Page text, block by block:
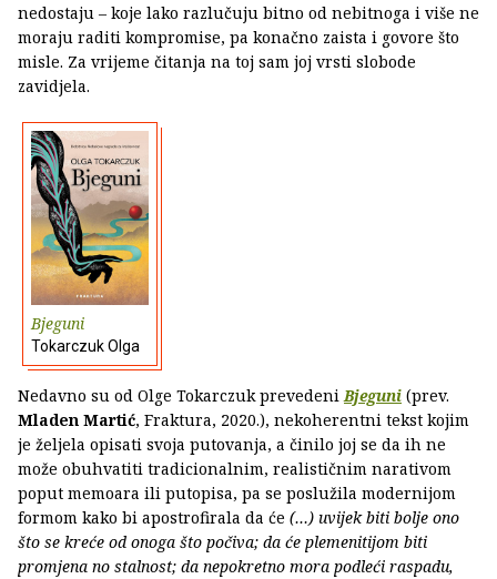
nedostaju – koje lako razlučuju bitno od nebitnoga i više ne
moraju raditi kompromise, pa konačno zaista i govore što
misle. Za vrijeme čitanja na toj sam joj vrsti slobode
zavidjela.
Bjeguni
Tokarczuk Olga
Nedavno su od Olge Tokarczuk prevedeniBjeguni (prev.
Mladen Martić, Fraktura, 2020.), nekoherentni tekst kojim
je željela opisati svoja putovanja, a činilo joj se da ih ne
može obuhvatiti tradicionalnim, realističnim narativom
poput memoara ili putopisa, pa se poslužila modernijom
formom kako bi apostrofirala da će (…) uvijek biti bolje ono
što se kreće od onoga što počiva; da će plemenitijom biti
promjena no stalnost; da nepokretno mora podleći raspadu,